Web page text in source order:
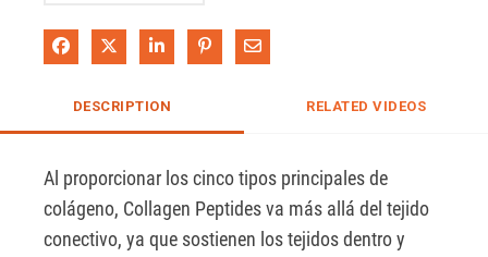
Share on Facebook
Share on XShare on LinkedIn
Pin on Pinterest
Share via Email
DESCRIPTION RELATED VIDEOS
Al proporcionar los cinco tipos principales de
colágeno, Collagen Peptides va más allá del tejido
conectivo, ya que sostienen los tejidos dentro y